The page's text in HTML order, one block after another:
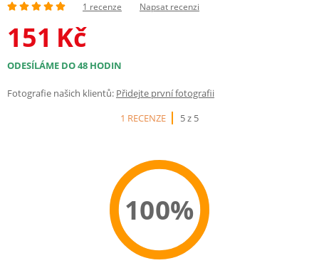
1 recenze Napsat recenzi
151 Kč
ODESÍLÁME DO 48 HODIN
Fotografie našich klientů: Přidejte první fotografii
1 RECENZE
5 z 5
100%